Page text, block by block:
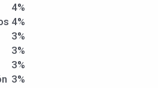
4%
4%
3%
3%
3%
3%